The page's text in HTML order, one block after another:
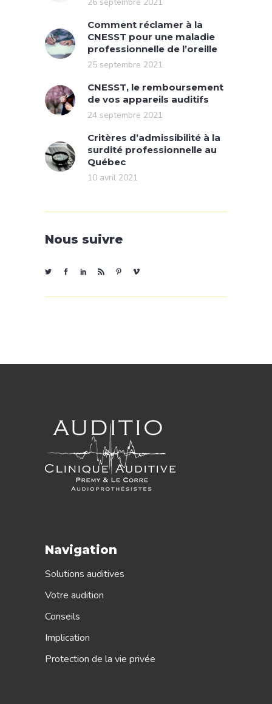
Comment réclamer à la
CNESST pour une maladie
professionnelle de l’oreille
25 septembre 2021
CNESST, le remboursement
de vos appareils auditifs
24 septembre 2021
Critères d’admissibilité à la
surdité professionnelle au
Québec
10 avril 2021
Nous suivre
Navigation
Solutions auditives
Votre audition
Conseils
Implication
Protection de la vie privée